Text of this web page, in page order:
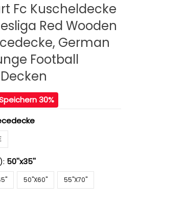
Fc Kuscheldecke
Red Wooden
German
Football
30%
50''x35''
50''X60'' 55''X70''